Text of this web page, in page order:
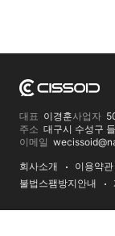
대표 이경훈사업자
주소 대구시 수성구
이메일
회사소개
이용약관
불법스팸방지안내